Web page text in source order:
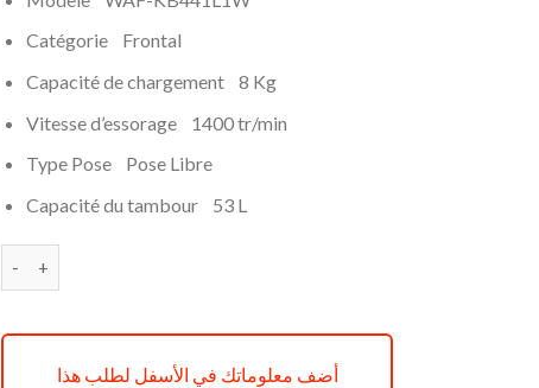
initial
était :
د.ج 74000.
Catégorie Frontal
Capacité de chargement 8 Kg
Vitesse d’essorage 1400 tr/min
Type Pose Pose Libre
Capacité du tambour 53 L
أضف معلوماتك في الأسفل لطلب هذا